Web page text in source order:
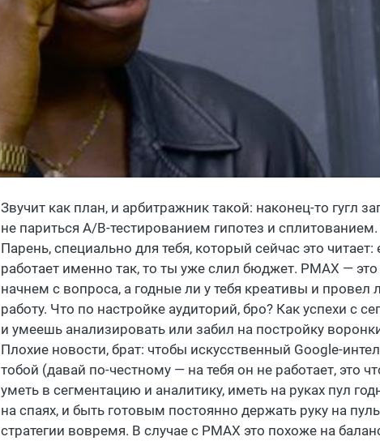
Звучит как план, и арбитражник такой: наконец-то гугл
не париться A/B-тестированием гипотез и
Парень, специально для тебя, который сейчас это
работает именно так, то ты уже слил бюджет. PMAX —
начнем с вопроса, а годные ли у тебя креативы и
работу. Что по настройке аудиторий, бро? Как успехи с
и умеешь анализировать или забил на постройку
Плохие новости, брат: чтобы искусственный Google-
тобой (давай по-честному — на тебя он не работает, это
уметь в сегментацию и аналитику, иметь на руках пул
на спаях, и быть готовым постоянно держать руку на
стратегии вовремя. В случае с PMAX это похоже на